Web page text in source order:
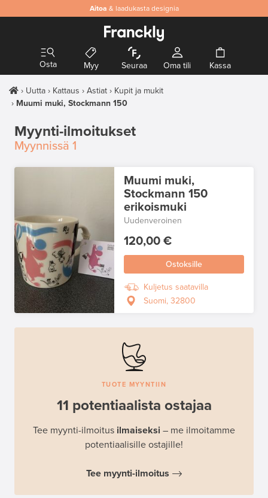
Aitoa & laadukasta designia
Osta Myy Seuraa Oma tili Kassa
Uutta Kattaus Astiat
Kupit ja mukit
Muumi muki, Stockmann 150
Myynti-ilmoitukset
Myynnissä 1
Muumi muki,
Stockmann 150
erikoismuki
Uudenveroinen
120,00 €
Ostoksille
Kuljetus saatavilla
Suomi, 32800
TUOTE MYYNTIIN
11 potentiaalista ostajaa
Tee myynti-ilmoitus ilmaiseksi – me ilmoitamme
potentiaalisille ostajille!
Tee myynti-ilmoitus